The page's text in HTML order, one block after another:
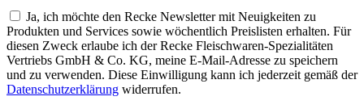
Ja, ich möchte den Recke Newsletter mit Neuigkeiten zu
Produkten und Services sowie wöchentlich Preislisten erhalten. Für
diesen Zweck erlaube ich der Recke Fleischwaren-Spezialitäten
Vertriebs GmbH & Co. KG, meine E-Mail-Adresse zu speichern
und zu verwenden. Diese Einwilligung kann ich jederzeit gemäß der
Datenschutzerklärung widerrufen.